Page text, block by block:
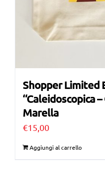
Shopper Limited
“Caleidoscopica
Marella
€15,00
Aggiungi al carrello